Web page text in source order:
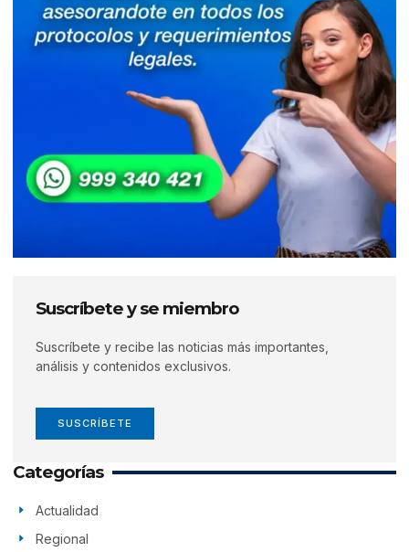
Suscríbete y se miembro
Suscríbete y recibe las noticias más importantes,
análisis y contenidos exclusivos.
SUSCRÍBETE
Categorías
Actualidad
Regional